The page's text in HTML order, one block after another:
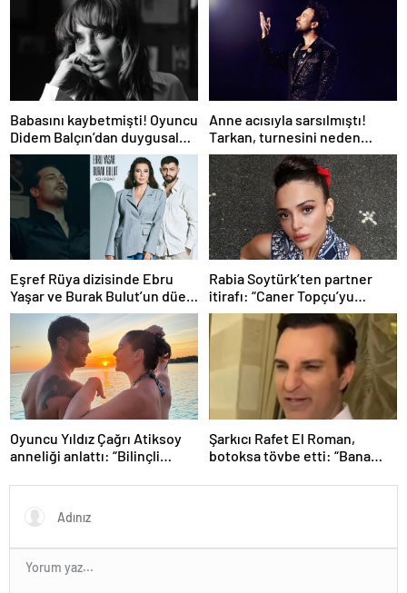
Babasını kaybetmişti! Oyuncu
Didem Balçın’dan duygusal
paylaşım
Anne acısıyla sarsılmıştı!
Tarkan, turnesini neden
bırakmak istemediğini
açıkladı
Eşref Rüya dizisinde Ebru
Yaşar ve Burak Bulut’un düet
parçası ‘Kehribar’ rüzgarı
Rabia Soytürk’ten partner
itirafı: “Caner Topçu’yu
sevmiyorum”
Oyuncu Yıldız Çağrı Atiksoy
anneliği anlattı: “Bilinçli
Şarkıcı Rafet El Roman,
botoksa tövbe etti: “Bana